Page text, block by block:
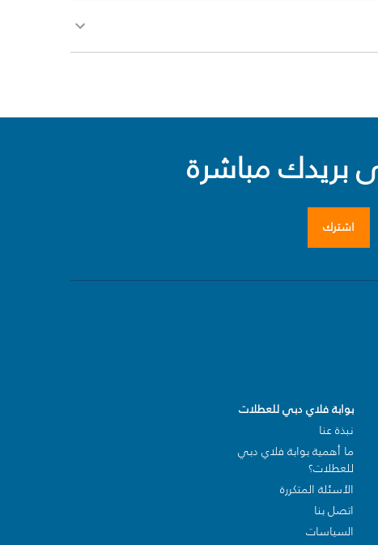
مباشرة
اشترك
بوابة فلاي دبي للعطلات
نبذة عنا
ما أهمية بوابة فلاي دبي
للعطلات؟
الأسئلة المتكررة
اتصل بنا
السياسات